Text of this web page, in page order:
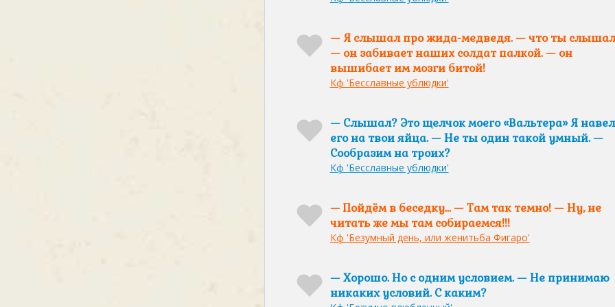
— Я слышал про жида-медведя. — что ты
— он забивает наших солдат палкой. — он
вышибает им мозги битой!
Кф 'Бесславные ублюдки'
— Слышал? Это щелчок моего «Вальтера» Я навел
его на твои яйца. — Не ты один такой умный. —
Сообразим на троих?
Кф 'Бесславные ублюдки'
— Пойдём в беседку… — Там так темно! — Ну, не
читать же мы там собираемся!!!
Кф 'Безумный день, или женитьба Фигаро'
— Хорошо. Но с одним условием. — Не принимаю
никаких условий. С каким?